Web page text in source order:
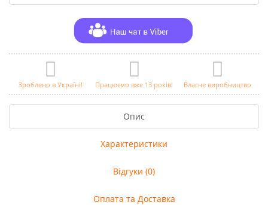
Зроблено в Україні! Працюємо вже 13 років! Власне виробництво
Опис
Характеристики
Відгуки (0)
Оплата та Доставка